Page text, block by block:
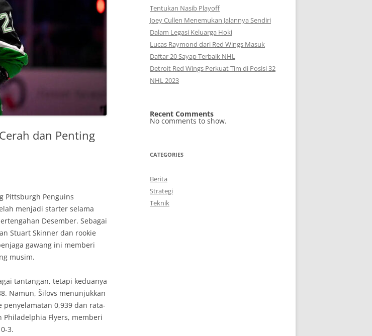
dan Penting
Pittsburgh Penguins
menjadi starter selama
Desember. Sebagai
Stuart Skinner dan rookie
gawang ini memberi
musim.
tantangan, tetapi keduanya
Namun, Šilovs menunjukkan
0,939 dan rata-
Flyers, memberi
3.
Tentukan Nasib Playoff
Joey Cullen Menemukan Jalannya Sendiri
Dalam Legasi Keluarga Hoki
Lucas Raymond dari Red Wings Masuk
Daftar 20 Sayap Terbaik NHL
Detroit Red Wings Perkuat Tim di Posisi 32
NHL 2023
Recent Comments
No comments to show.
CATEGORIES
Berita
Strategi
Teknik